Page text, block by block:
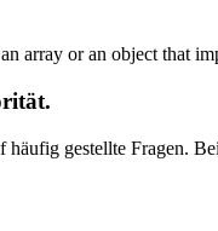
array or an object that
gestellte Fragen.